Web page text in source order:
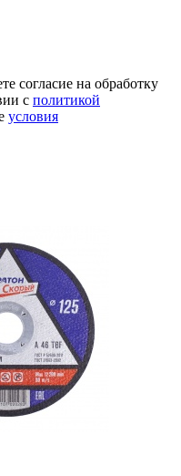
согласие на обработку
с политикой
условия